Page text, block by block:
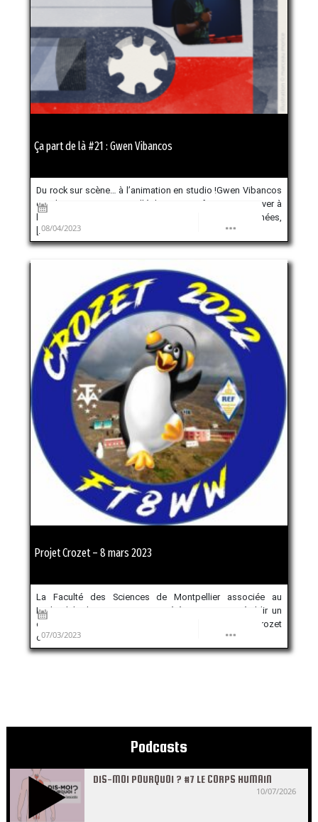
Ça part de là #21 : Gwen Vibancos
Du rock sur scène… à l’animation en studio !Gwen Vibancos
est de ceux qui ont travaillé dur comme fer pour en arriver à
leur fin. Dessinateur indépendant pendant plusieurs années,
[…]
08/04/2023
Projet Crozet – 8 mars 2023
La Faculté des Sciences de Montpellier associée au
RadioClub de Teyran F8KHR a été retenue pour établir un
contact radio avec des scientifiques de l’archipel de Crozet
dans les Terres […]
07/03/2023
Podcasts
DIS-MOI POURQUOI ? #7 LE CORPS HUMAIN
10/07/2026